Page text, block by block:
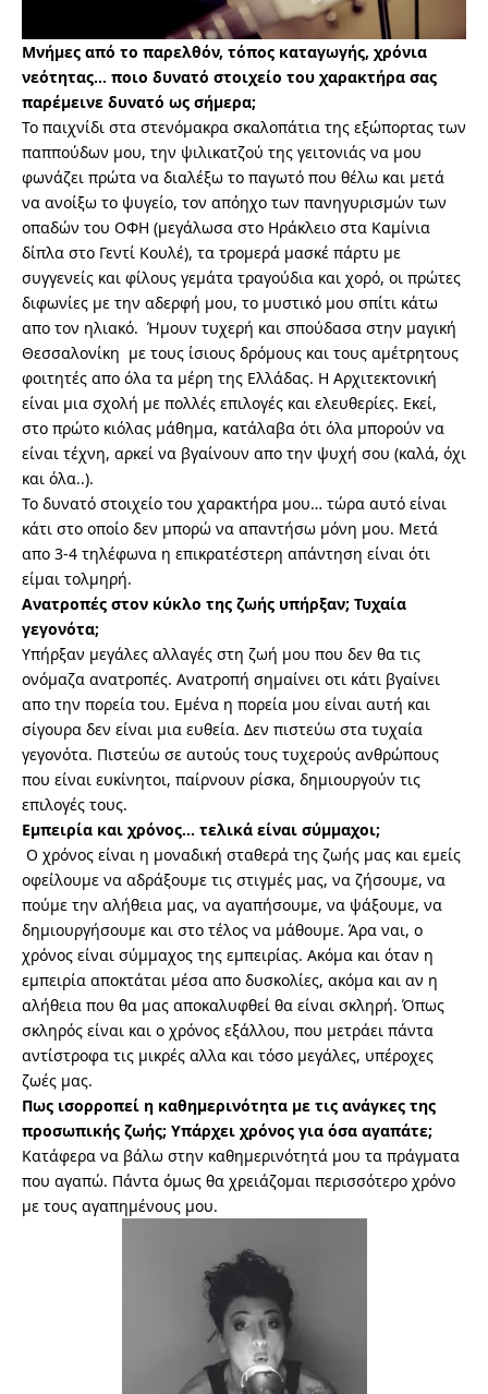
Μνήμες από το παρελθόν, τόπος καταγωγής, χρόνια
νεότητας… ποιο δυνατό στοιχείο του χαρακτήρα σας
παρέμεινε δυνατό ως σήμερα;
Το παιχνίδι στα στενόμακρα σκαλοπάτια της εξώπορτας των
παππούδων μου, την ψιλικατζού της γειτονιάς να μου
φωνάζει πρώτα να διαλέξω το παγωτό που θέλω και μετά
να ανοίξω το ψυγείο, τον απόηχο των πανηγυρισμών των
οπαδών του ΟΦΗ (μεγάλωσα στο Ηράκλειο στα Καμίνια
δίπλα στο Γεντί Κουλέ), τα τρομερά μασκέ πάρτυ με
συγγενείς και φίλους γεμάτα τραγούδια και χορό, οι πρώτες
διφωνίες με την αδερφή μου, το μυστικό μου σπίτι κάτω
απο τον ηλιακό. Ήμουν τυχερή και σπούδασα στην μαγική
Θεσσαλονίκη με τους ίσιους δρόμους και τους αμέτρητους
φοιτητές απο όλα τα μέρη της Ελλάδας. Η Αρχιτεκτονική
είναι μια σχολή με πολλές επιλογές και ελευθερίες. Εκεί,
στο πρώτο κιόλας μάθημα, κατάλαβα ότι όλα μπορούν να
είναι τέχνη, αρκεί να βγαίνουν απο την ψυχή σου (καλά, όχι
και όλα..).
Το δυνατό στοιχείο του χαρακτήρα μου… τώρα αυτό είναι
κάτι στο οποίο δεν μπορώ να απαντήσω μόνη μου. Μετά
απο 3-4 τηλέφωνα η επικρατέστερη απάντηση είναι ότι
είμαι τολμηρή.
Ανατροπές στον κύκλο της ζωής υπήρξαν; Τυχαία
γεγονότα;
Υπήρξαν μεγάλες αλλαγές στη ζωή μου που δεν θα τις
ονόμαζα ανατροπές. Ανατροπή σημαίνει οτι κάτι βγαίνει
απο την πορεία του. Εμένα η πορεία μου είναι αυτή και
σίγουρα δεν είναι μια ευθεία. Δεν πιστεύω στα τυχαία
γεγονότα. Πιστεύω σε αυτούς τους τυχερούς ανθρώπους
που είναι ευκίνητοι, παίρνουν ρίσκα, δημιουργούν τις
επιλογές τους.
Εμπειρία και χρόνος… τελικά είναι σύμμαχοι;
Ο χρόνος είναι η μοναδική σταθερά της ζωής μας και εμείς
οφείλουμε να αδράξουμε τις στιγμές μας, να ζήσουμε, να
πούμε την αλήθεια μας, να αγαπήσουμε, να ψάξουμε, να
δημιουργήσουμε και στο τέλος να μάθουμε. Άρα ναι, ο
χρόνος είναι σύμμαχος της εμπειρίας. Ακόμα και όταν η
εμπειρία αποκτάται μέσα απο δυσκολίες, ακόμα και αν η
αλήθεια που θα μας αποκαλυφθεί θα είναι σκληρή. Όπως
σκληρός είναι και ο χρόνος εξάλλου, που μετράει πάντα
αντίστροφα τις μικρές αλλα και τόσο μεγάλες, υπέροχες
ζωές μας.
Πως ισορροπεί η καθημερινότητα με τις ανάγκες της
προσωπικής ζωής; Υπάρχει χρόνος για όσα αγαπάτε;
Κατάφερα να βάλω στην καθημερινότητά μου τα πράγματα
που αγαπώ. Πάντα όμως θα χρειάζομαι περισσότερο χρόνο
με τους αγαπημένους μου.